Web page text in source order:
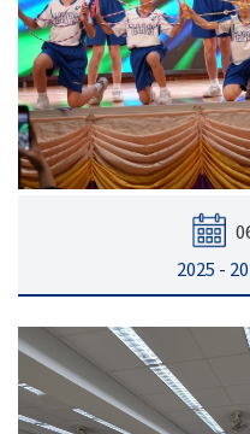
2025 -